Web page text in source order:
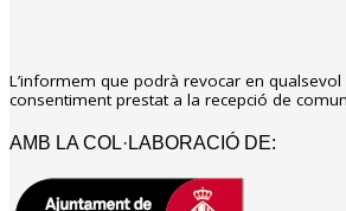
L’informem que podrà revocar en
consentiment prestat a la recepció de
AMB LA COL·LABORACIÓ DE: